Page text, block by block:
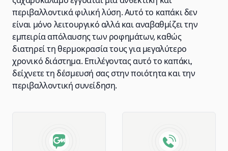
περιβαλλοντικά φιλική λύση. Αυτό το καπάκι δεν
είναι μόνο λειτουργικό αλλά και αναβαθμίζει την
εμπειρία απόλαυσης των ροφημάτων, καθώς
διατηρεί τη θερμοκρασία τους για μεγαλύτερο
χρονικό διάστημα. Επιλέγοντας αυτό το καπάκι,
δείχνετε τη δέσμευσή σας στην ποιότητα και την
περιβαλλοντική συνείδηση.